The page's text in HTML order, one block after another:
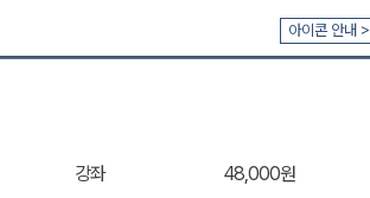
아이콘 안내 >
강좌 48,000원